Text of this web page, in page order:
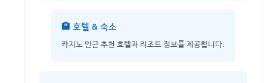
🏨 호텔 & 숙소
카지노 인근 추천 호텔과 리조트 정보를 제공합니다.